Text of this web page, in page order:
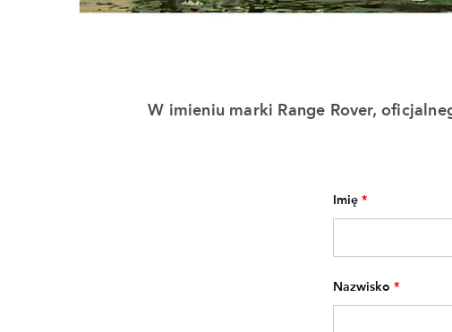
W imieniu marki Range Rover,
Imię *
Nazwisko *